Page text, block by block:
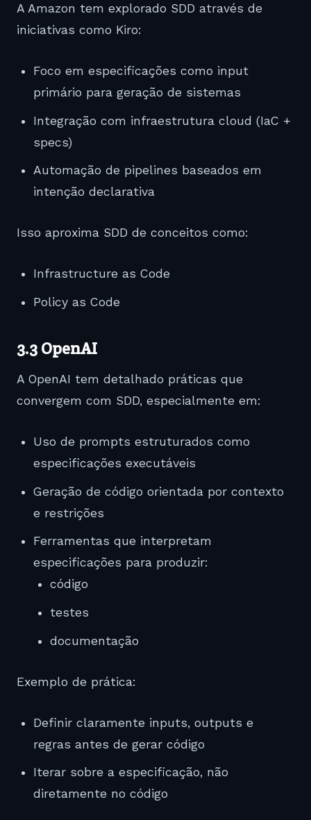
A Amazon tem explorado SDD através de
iniciativas como Kiro:
Foco em especificações como input
primário para geração de sistemas
Integração com infraestrutura cloud (IaC +
specs)
Automação de pipelines baseados em
intenção declarativa
Isso aproxima SDD de conceitos como:
Infrastructure as Code
Policy as Code
3.3 OpenAI
A OpenAI tem detalhado práticas que
convergem com SDD, especialmente em:
Uso de prompts estruturados como
especificações executáveis
Geração de código orientada por contexto
e restrições
Ferramentas que interpretam
especificações para produzir:
código
testes
documentação
Exemplo de prática:
Definir claramente inputs, outputs e
regras antes de gerar código
Iterar sobre a especificação, não
diretamente no código